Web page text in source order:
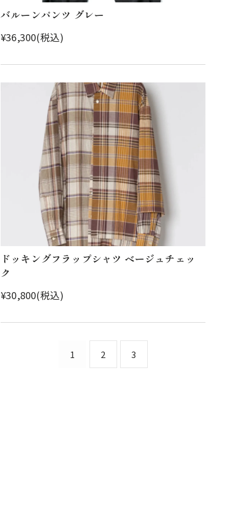
バルーンパンツ グレー
¥36,300(税込)
ドッキングフラップシャツ ベージュチェッ
ク
¥30,800(税込)
1 2 3